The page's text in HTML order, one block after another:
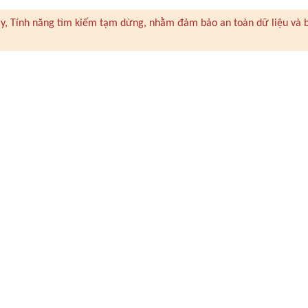
Tính năng tìm kiếm tạm dừng, nhằm đảm bảo an toàn dữ liệu và